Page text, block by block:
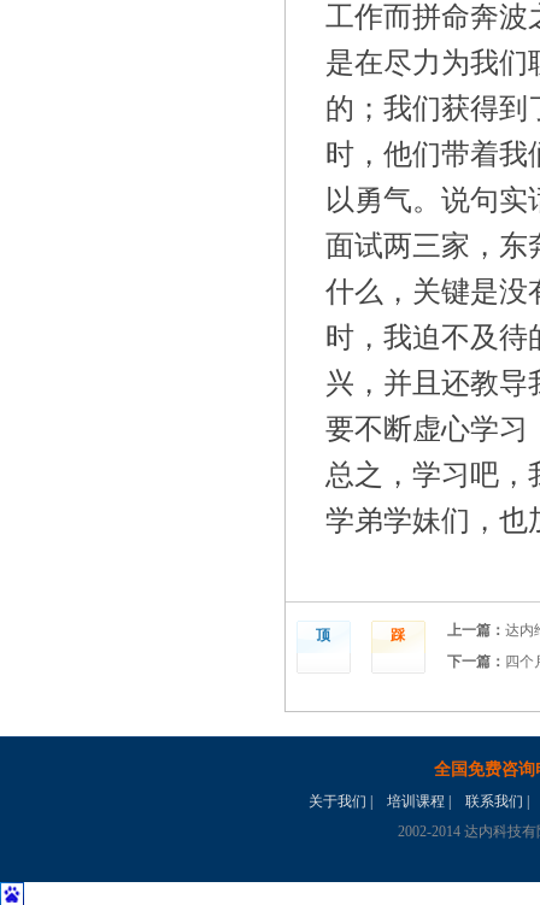
工作而拼命奔波
是在尽力为我们
的；我们获得到
时，他们带着我
以勇气。说句
面试两三家，东
什么，关键是没
时，我迫不及待
兴，并且还教导
要不断虚心学习
总之，学习吧，
学弟学妹们，也
顶 踩 上一篇： 达内
下一篇： 四个
全国免费咨询
关于我们 培训课程 联系我们
2002-2014 达内科技